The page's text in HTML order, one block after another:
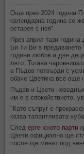
Още през 2024 година
календарна година се
остарея с нея".
През април тази
Би Ти Ви в
години любов и две
лято. Тогава
а Пъдев потвърди с
обаче Цветина все още
Пъдев и Цвети
им е в спокойствието,
"Като съпруг е
казва талантливата
Следергенското парти
Цвети официално ще
после ще минат под